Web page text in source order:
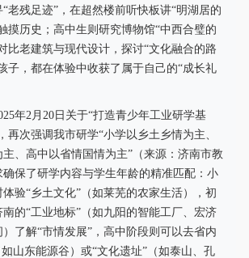
老残足迹”，在超然楼前听快板讲“明湖居的
摸历史；高中生则研究博物馆“中西合璧的
比老建筑与现代设计，探讨“文化融合的路
子，都在体验中收获了属于自己的“成长礼
年2月20日关于“打造青少年工业研学基
再次强调我市研学“小学以乡土乡情为主、
、高中以省情国情为主”（来源：济南市教
保了研学内容与学生年龄的精准匹配：小
验“乡土文化”（如莱芜的农家生活），初
的“工业地标”（如九阳的智能工厂、宏济
了解“市情发展”，高中阶段则可以去省内
山东能源谷）或“文化遗址”（如泰山、孔